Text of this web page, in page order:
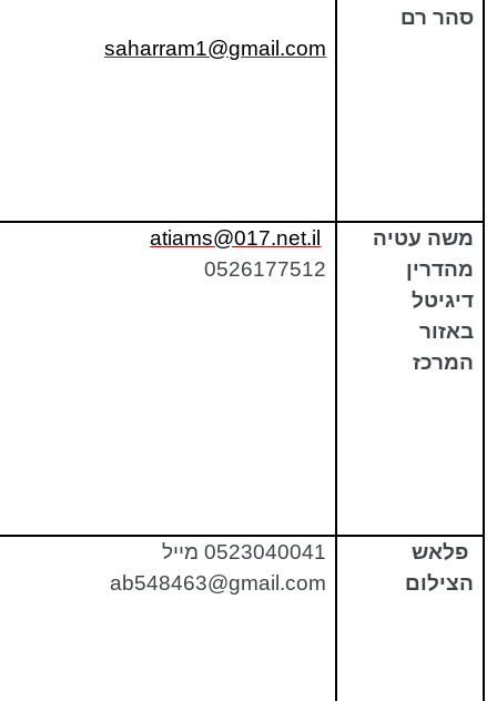
סהר רם
saharram1@gmail.com
משה עטיה
מהדרין
דיגיטל
באזור
המרכז
atiams@017.net.il
0526177512
פלאש
הצילום
0523040041 מייל
ab548463@gmail.com